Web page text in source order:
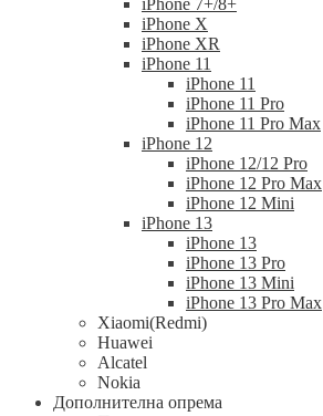
iPhone 7+/8+
iPhone X
iPhone XR
iPhone 11
iPhone 11
iPhone 11 Pro
iPhone 11 Pro Max
iPhone 12
iPhone 12/12 Pro
iPhone 12 Pro Max
iPhone 12 Mini
iPhone 13
iPhone 13
iPhone 13 Pro
iPhone 13 Mini
iPhone 13 Pro Max
Xiaomi(Redmi)
Huawei
Alcatel
Nokia
Дополнителна опрема